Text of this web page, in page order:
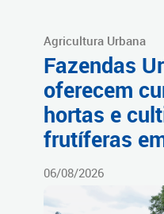
Agricultura Urbana
Fazendas
oferecem
hortas e
frutíferas
06/08/2026